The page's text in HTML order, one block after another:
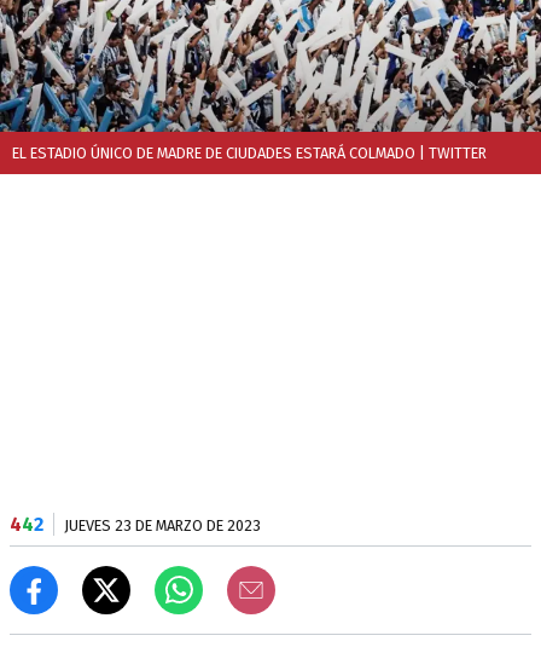
EL ESTADIO ÚNICO DE MADRE DE CIUDADES ESTARÁ COLMADO | TWITTER
442 JUEVES 23 DE MARZO DE 2023